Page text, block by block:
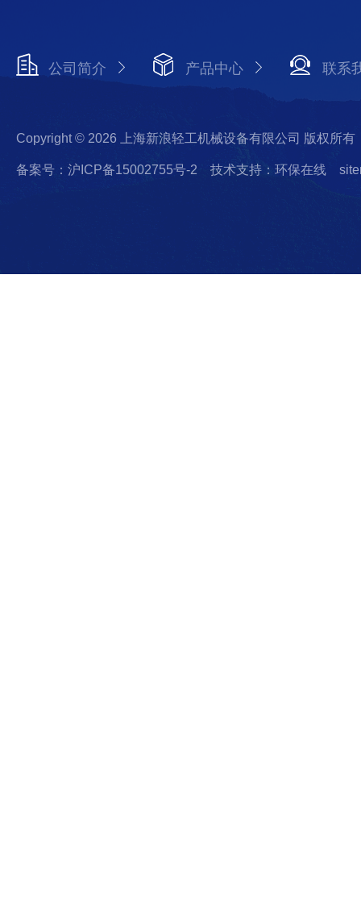
公司简介 产品中心 联系
Copyright © 2026 上海新浪轻工机械设备有限公司 版权所有
备案号：沪ICP备15002755号-2 技术支持：环保在线